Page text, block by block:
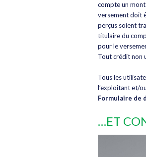
compte un
versement doit
perçus soient
titulaire du
pour le
Tout crédit non
Tous les
l’exploitant et/
Formulaire de
…ET